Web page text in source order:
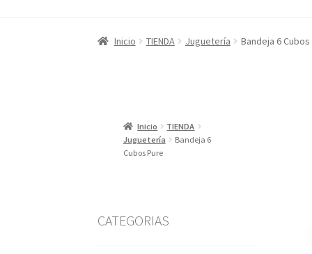
Inicio TIENDA Juguetería Bandeja 6
Inicio
TIENDA
Juguetería
Bandeja 6
Cubos Pure
CATEGORIAS